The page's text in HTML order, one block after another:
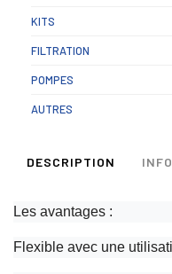
KITS
FILTRATION
POMPES
AUTRES
DESCRIPTION
Les avantages :
Flexible avec une